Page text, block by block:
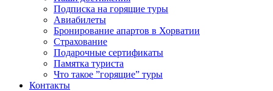
Подписка на горящие туры
Авиабилеты
Бронирование апартов в Хорватии
Страхование
Подарочные сертификаты
Памятка туриста
Что такое ”горящие” туры
Контакты